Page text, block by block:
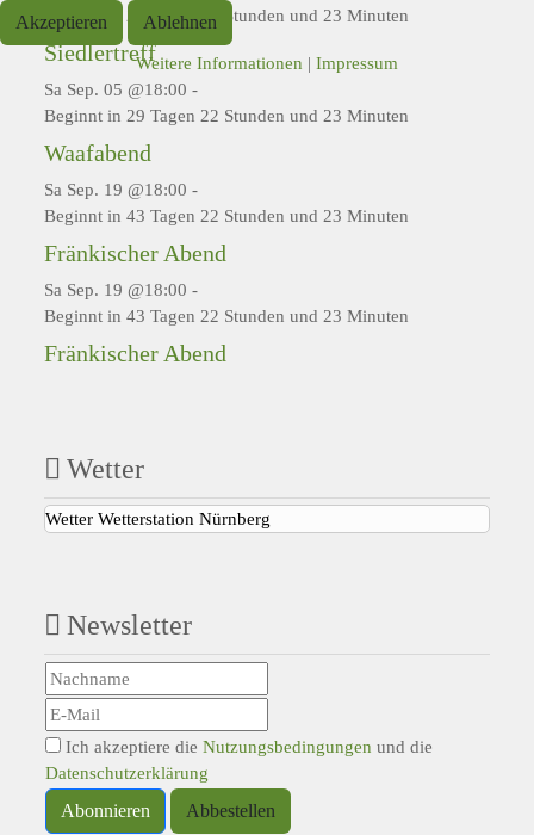
Beginnt in 26 Tagen 19 Stunden und 23 Minuten
Siedlertreff
Sa Sep. 05 @18:00 -
Beginnt in 29 Tagen 22 Stunden und 23 Minuten
Waafabend
Sa Sep. 19 @18:00 -
Beginnt in 43 Tagen 22 Stunden und 23 Minuten
Fränkischer Abend
Sa Sep. 19 @18:00 -
Beginnt in 43 Tagen 22 Stunden und 23 Minuten
Fränkischer Abend
Wetter
Wetter Wetterstation Nürnberg
Newsletter
Ich akzeptiere die Nutzungsbedingungen und die
Datenschutzerklärung
Abonnieren Abbestellen
Akzeptieren Ablehnen
Weitere Informationen | Impressum